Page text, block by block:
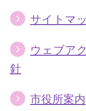
サイトマ
ウェブア
針
市役所案内